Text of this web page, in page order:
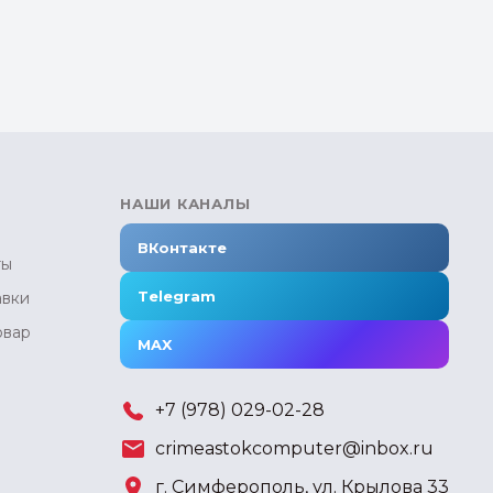
НАШИ КАНАЛЫ
ВКонтакте
Telegram
MAX
+7 (978) 029-02-28
crimeastokcomputer@inbox.ru
г. Симферополь, ул. Крылова 33